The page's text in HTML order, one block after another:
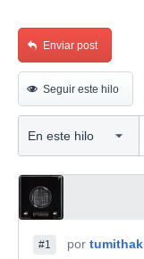
Enviar post
Seguir este hilo
#1 por tumithak